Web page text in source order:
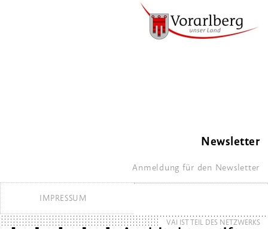
Newsletter
Anmeldung für den Newsletter
IMPRESSUM
VAI IST TEIL DES NETZWERKS